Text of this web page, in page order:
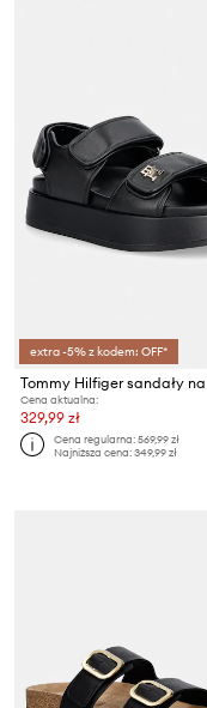
extra -5% z kodem: OFF*
Cena aktualna:
329,99 zł
Cena regularna:569,99 zł
Najniższa cena:349,99 zł